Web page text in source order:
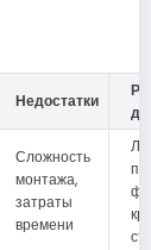
Недостатки
Сложность
монтажа,
затраты
времени